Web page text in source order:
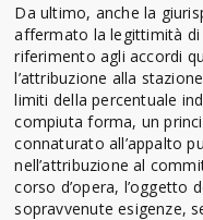
Da ultimo, anche la
affermato la legittimità
riferimento agli accordi
l’attribuzione alla
limiti della percentuale
compiuta forma, un
connaturato all’appalto
nell’attribuzione al
corso d’opera, l’oggetto
sopravvenute esigenze,